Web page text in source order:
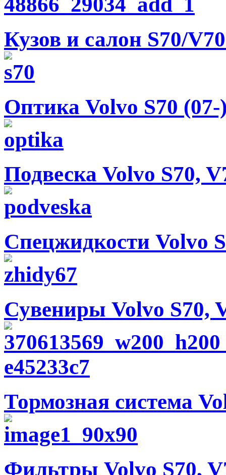
Кузов и салон S70/
Оптика Volvo S70 (07-
Подвеска Volvo S70,
Спецжидкости Volvo
Сувениры Volvo S70,
Тормозная система
Фильтры Volvo S70,